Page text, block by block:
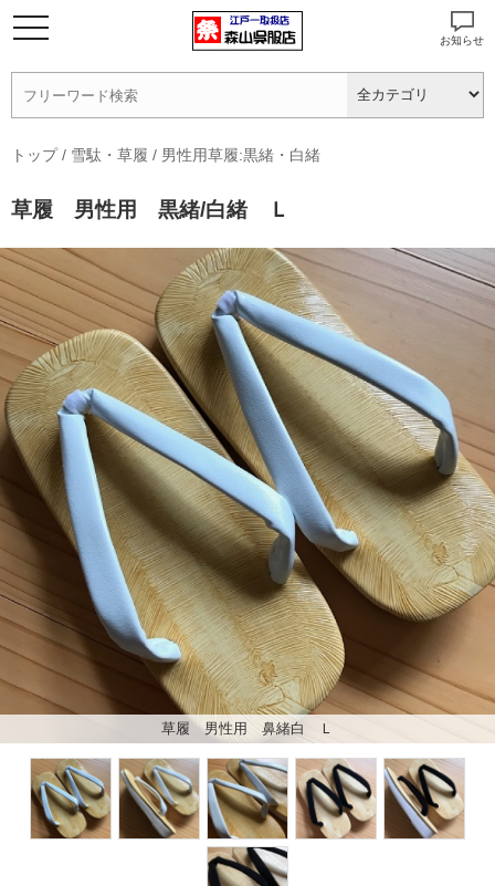
お知らせ
トップ/ 雪駄・草履 / 男性用草履:黒緒・白緒
草履 男性用 黒緒/白緒 Ｌ
草履 男性用 鼻緒白 Ｌ